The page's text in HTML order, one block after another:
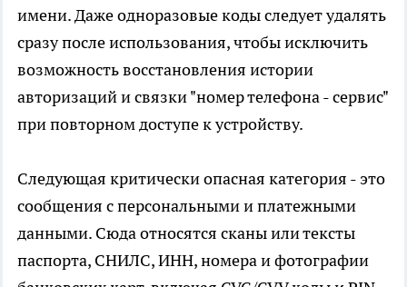
имени. Даже одноразовые коды следует удалять
сразу после использования, чтобы исключить
возможность восстановления истории
авторизаций и связки "номер телефона - сервис"
при повторном доступе к устройству.
Следующая критически опасная категория - это
сообщения с персональными и платежными
данными. Сюда относятся сканы или тексты
паспорта, СНИЛС, ИНН, номера и фотографии